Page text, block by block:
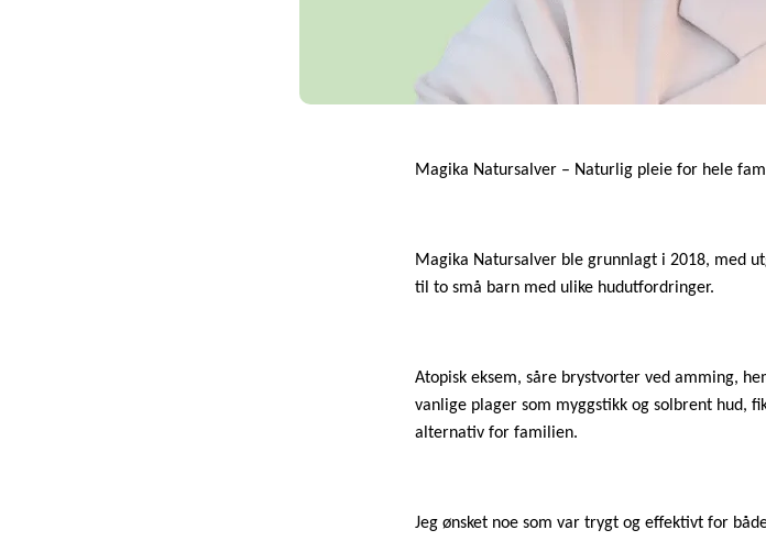
Magika Natursalver – Naturlig pleie for hele
Magika Natursalver ble grunnlagt i 2018, med
til to små barn med ulike hudutfordringer.
Atopisk eksem, såre brystvorter ved amming,
vanlige plager som myggstikk og solbrent hud,
alternativ for familien.
Jeg ønsket noe som var trygt og effektivt for